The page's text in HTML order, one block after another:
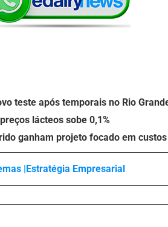
teste após temporais no Rio
lácteos sobe 0,1%
ganham projeto focado em custos
|Estratégia Empresarial